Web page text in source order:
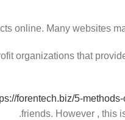
online. Many websites
organizations that
forentech.biz/5-
friends. However , this